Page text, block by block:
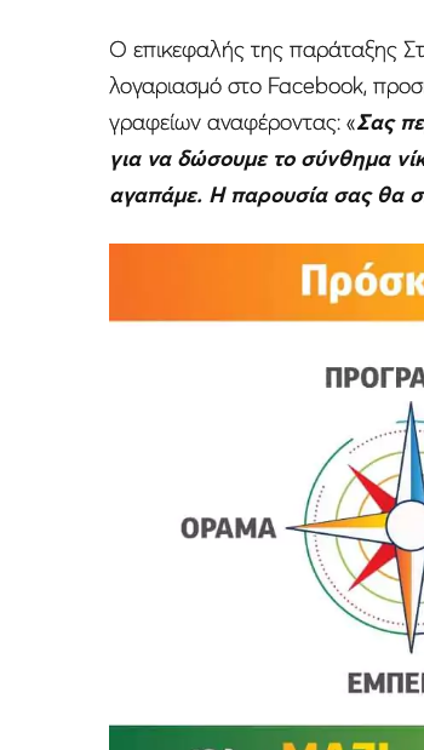
Ο επικεφαλής της παράταξης
λογαριασμό στο Facebook,
γραφείων αναφέροντας: «Σας
για να δώσουμε το σύνθημα
αγαπάμε. Η παρουσία σας θα